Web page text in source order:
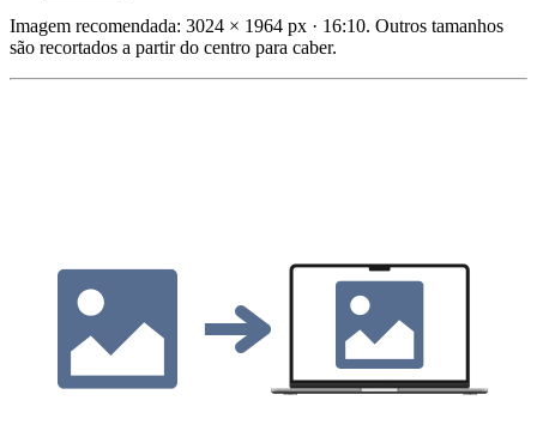
Imagem recomendada: 3024 × 1964 px · 16:10. Outros tamanhos
são recortados a partir do centro para caber.